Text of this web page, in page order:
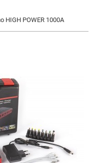
HIGH POWER 1000А